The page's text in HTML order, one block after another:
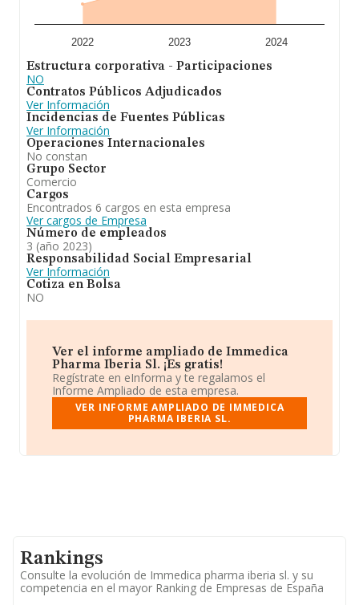
media de empleados de las empresas es de 9; la
Para concluir,
Immedica Pharma Iberia S.Lse emplea
farmacéuticos para enfermedades raras y especilidades
nicho de cuidado. Se ha posicionado mejor en el ranking
nacional (de todas las empresas presentes en el
territorio) frente al 2023.
2022 2023 2024
Estructura corporativa - Participaciones
NO
Contratos Públicos Adjudicados
Ver Información
Incidencias de Fuentes Públicas
Ver Información
Operaciones Internacionales
No constan
Grupo Sector
Comercio
Cargos
Encontrados 6 cargos en esta empresa
Ver cargos de Empresa
Número de empleados
3 (año 2023)
Responsabilidad Social Empresarial
Ver Información
Cotiza en Bolsa
NO
Ver el informe ampliado de Immedica
Pharma Iberia Sl. ¡Es gratis!
Regístrate en eInforma y te regalamos el
Informe Ampliado de esta empresa.
VER INFORME AMPLIADO DE IMMEDICA
PHARMA IBERIA SL.
Rankings
Consulte la evolución de Immedica pharma iberia sl. y su
competencia en el mayor Ranking de Empresas de España